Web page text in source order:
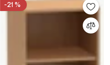
-21 %